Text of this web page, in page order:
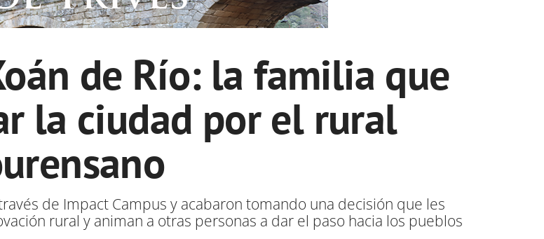
de Río: la familia que
la ciudad por el rural
de Impact Campus y acabaron tomando una decisión que les
rural y animan a otras personas a dar el paso hacia los pueblos